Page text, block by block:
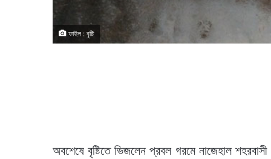
ফাইল : বৃষ্টি
অবশেষে বৃষ্টিতে ভিজলেন প্রবল গরমে নাজেহাল